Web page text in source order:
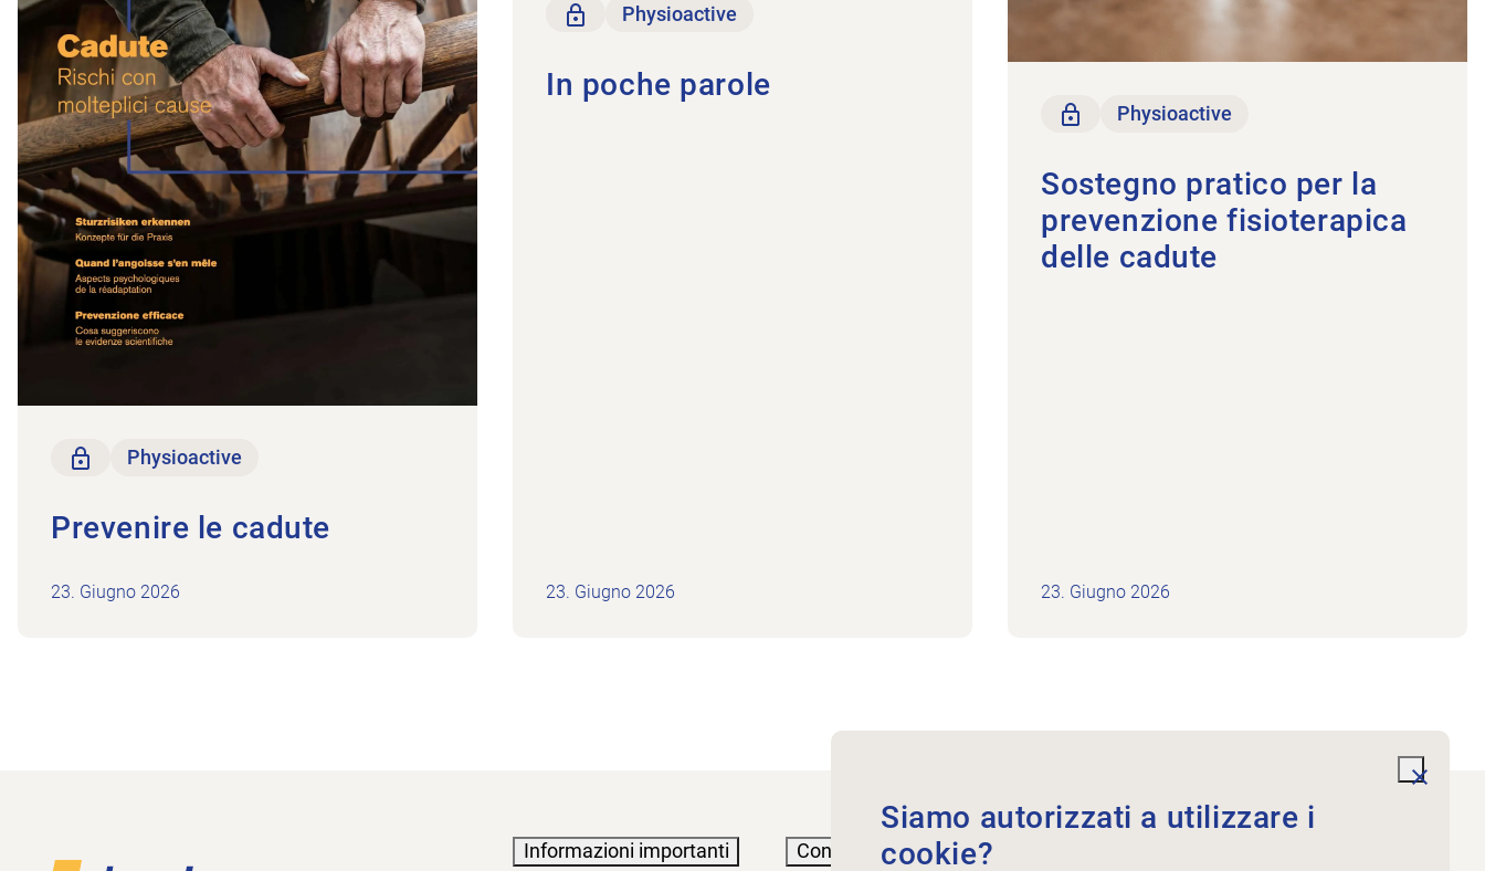
solo per i membri
Physioactive
Prevenire le cadute
23. Giugno 2026
solo per i membri
Physioactive
In poche parole
23. Giugno 2026
solo per i membri
Physioactive
Sostegno pratico per la
prevenzione fisioterapica
delle cadute
23. Giugno 2026
Informazioni importanti Conoscenze
Siamo autorizzati a utilizzare i
cookie?